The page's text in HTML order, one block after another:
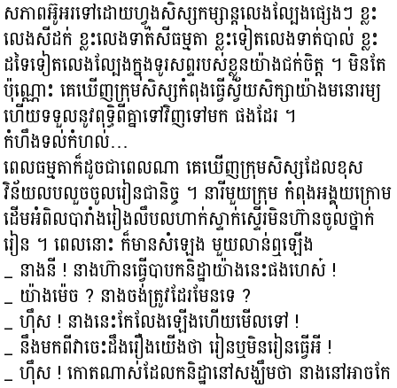
សភាពអ៊ូអរទៅដោយហ្វូងសិស្សកម្សាន្តលេងល្បែងផ្សេងៗ ខ្លះ
លេងសីដក់ ខ្លះលេងទាត់សីធម្មតា ខ្លះទៀតលេងទាត់បាល់ ខ្លះ
ដទៃទៀតលេងល្បែងក្នុងទូរសព្ទរបស់ខ្លួនយ៉ាងជក់ចិត្ត ។ មិនតែ
ប៉ុណ្ណោះ គេឃើញក្រុមសិស្សកំពុងធ្វើស្វ័យសិក្សាយ៉ាងមនោរម្យ
ហើយទទួលនូវពុទ្ធិពីគ្នាទៅវិញទៅមក ផងដែរ ។
កំហឹងទល់កំហល់…
ពេលធម្មតាក៏ដូចជាពេលណា គេឃើញក្រុមសិស្សដែលខុស
វិន័យលបលួចចូលរៀនជានិច្ច ។ នារីមួយក្រុម កំពុងអង្គុយក្រោម
ដើមអំពិលបារាំងរៀងលឹបលហាក់ស្ទាក់ស្ទើរមិនហ៊ានចូលថ្នាក់
រៀន ។ ពេលនោះ ក៏មានសំឡេង មួយលាន់ឮឡើង
_ នាងនី ! នាងហ៊ានធ្វើបាបកនិដ្ឋាយ៉ាងនេះផងហេស៎ !
_ យ៉ាងម៉េច ? នាងចង់ត្រូវដែរមែនទេ ?
_ ហ៊ឹស ! នាងនេះកែលែងឡើងហើយមើលទៅ !
_ នឹងមកពីវាចេះដឹងរឿងយើងថា រៀនឬមិនរៀនធ្វើអី !
_ ហ៊ឹស ! កោតណាស់ដែលកនិដ្ឋានៅសង្ឃឹមថា នាងនៅអាចកែ